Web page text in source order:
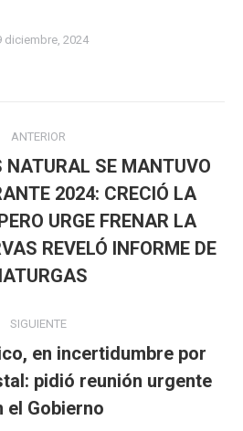
diciembre, 2024
ANTERIOR
Publicación
anterior:
NATURAL SE MANTUVO
2024: CRECIÓ LA
URGE FRENAR LA
REVELÓ INFORME DE
SIGUIENTE
Publicación
siguiente:
en incertidumbre por
pidió reunión urgente
el Gobierno